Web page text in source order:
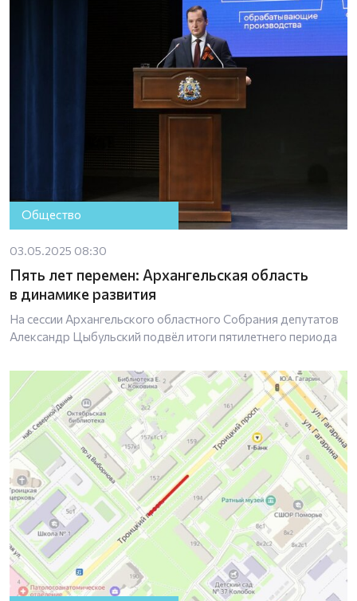
Общество
03.05.2025 08:30
Пять лет перемен: Архангельская область
в динамике развития
На сессии Архангельского областного Собрания депутатов
Александр Цыбульский подвёл итоги пятилетнего периода